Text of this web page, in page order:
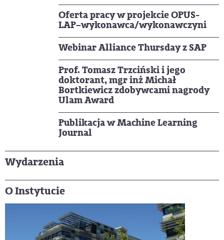
Oferta pracy w projekcie OPUS-
LAP–wykonawca/wykonawczyni
Webinar Alliance Thursday z SAP
Prof. Tomasz Trzciński i jego
doktorant, mgr inż Michał
Bortkiewicz zdobywcami nagrody
Ulam Award
Publikacja w Machine Learning
Journal
Wydarzenia
O Instytucie